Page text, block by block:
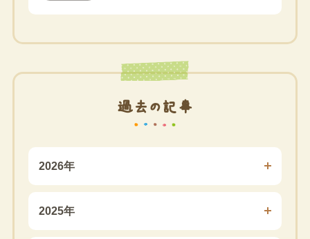
過去の記事
2026年
2025年